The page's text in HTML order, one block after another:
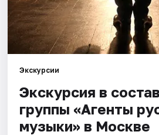
Экскурсии
Экскурсия в
группы «Агенты
музыки» в Москве